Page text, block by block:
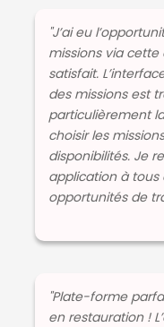
"J’ai eu
missions via cette
satisfait.
des missions est
particulièrement
choisir les
disponibilités. Je
application à
opportunités de
"Plate-forme
en restauration !